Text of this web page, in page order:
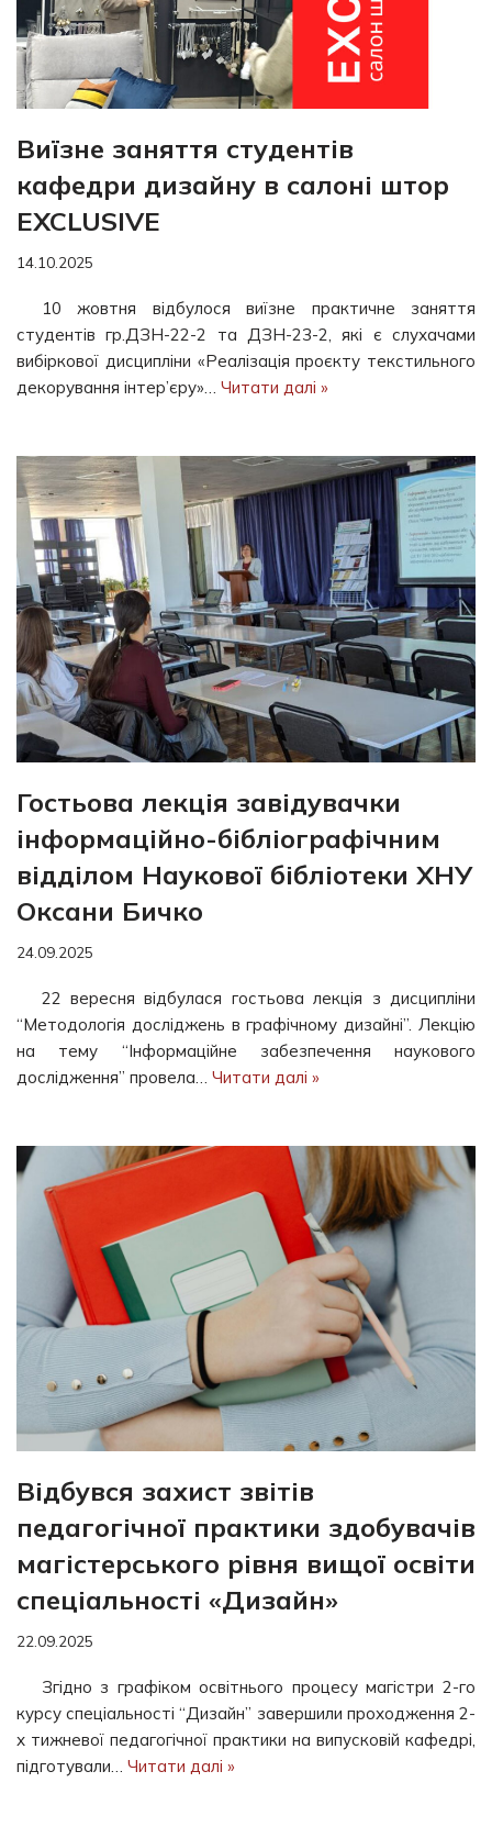
Виїзне заняття студентів
кафедри дизайну в салоні штор
EXCLUSIVE
14.10.2025
10 жовтня відбулося виїзне практичне заняття
студентів гр.ДЗН-22-2 та ДЗН-23-2, які є слухачами
вибіркової дисципліни «Реалізація проєкту текстильного
декорування інтер’єру»… Читати далі »
Гостьова лекція завідувачки
інформаційно-бібліографічним
відділом Наукової бібліотеки ХНУ
Оксани Бичко
24.09.2025
22 вересня відбулася гостьова лекція з дисципліни
“Методологія досліджень в графічному дизайні”. Лекцію
на тему “Інформаційне забезпечення наукового
дослідження” провела… Читати далі »
Відбувся захист звітів
педагогічної практики здобувачів
магістерського рівня вищої освіти
спеціальності «Дизайн»
22.09.2025
Згідно з графіком освітнього процесу магістри 2-го
курсу спеціальності “Дизайн” завершили проходження 2-
х тижневої педагогічної практики на випусковій кафедрі,
підготували… Читати далі »